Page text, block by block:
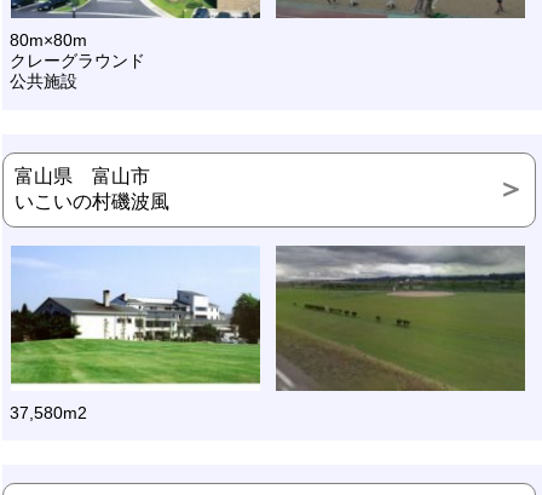
80m×80m
クレーグラウンド
公共施設
富山県 富山市
いこいの村磯波風
37,580m2